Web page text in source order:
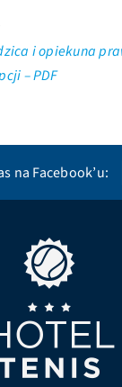
i opiekuna
– PDF
na Facebook’u: